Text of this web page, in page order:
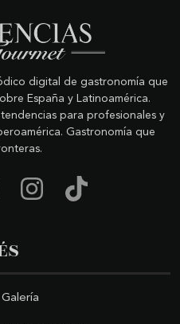
digital de gastronomía que
España y Latinoamérica.
para profesionales y
Gastronomía que
Galería